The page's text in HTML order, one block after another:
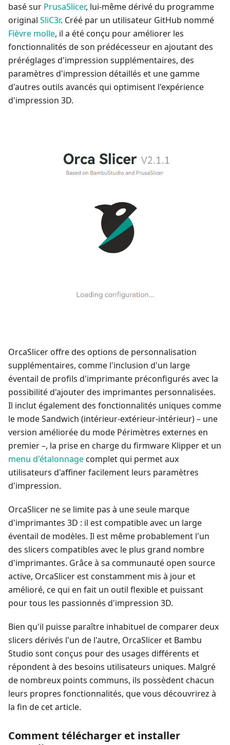
basé sur PrusaSlicer, lui-même dérivé du programme
original SliC3r. Créé par un utilisateur GitHub nommé
Fièvre molle, il a été conçu pour améliorer les
fonctionnalités de son prédécesseur en ajoutant des
préréglages d'impression supplémentaires, des
paramètres d'impression détaillés et une gamme
d'autres outils avancés qui optimisent l'expérience
d'impression 3D.
OrcaSlicer offre des options de personnalisation
supplémentaires, comme l'inclusion d'un large
éventail de profils d'imprimante préconfigurés avec la
possibilité d'ajouter des imprimantes personnalisées.
Il inclut également des fonctionnalités uniques comme
le mode Sandwich (intérieur-extérieur-intérieur) – une
version améliorée du mode Périmètres externes en
premier –, la prise en charge du firmware Klipper et un
menu d'étalonnagecomplet qui permet aux
utilisateurs d'affiner facilement leurs paramètres
d'impression.
OrcaSlicer ne se limite pas à une seule marque
d'imprimantes 3D : il est compatible avec un large
éventail de modèles. Il est même probablement l'un
des slicers compatibles avec le plus grand nombre
d'imprimantes. Grâce à sa communauté open source
active, OrcaSlicer est constamment mis à jour et
amélioré, ce qui en fait un outil flexible et puissant
pour tous les passionnés d'impression 3D.
Bien qu'il puisse paraître inhabituel de comparer deux
slicers dérivés l'un de l'autre, OrcaSlicer et Bambu
Studio sont conçus pour des usages différents et
répondent à des besoins utilisateurs uniques. Malgré
de nombreux points communs, ils possèdent chacun
leurs propres fonctionnalités, que vous découvrirez à
la fin de cet article.
Comment télécharger et installer